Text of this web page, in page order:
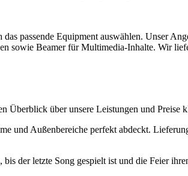
passende Equipment auswählen. Unser
sowie Beamer für Multimedia-Inhalte. Wir
Überblick über unsere Leistungen und Preise
und Außenbereiche perfekt abdeckt.
der letzte Song gespielt ist und die Feier